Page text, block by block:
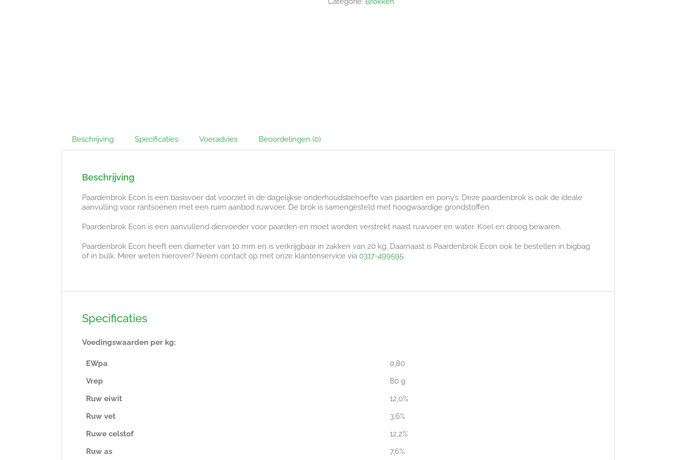
Beschrijving Specificaties Voeradvies Beoordelingen (0)
Beschrijving
Paardenbrok Econ is een basisvoer dat voorziet in de dagelijkse onderhoudsbehoefte van paarden en pony’s. Deze paardenbrok is ook de ideale
aanvulling voor rantsoenen met een ruim aanbod ruwvoer. De brok is samengesteld met hoogwaardige grondstoffen.
Paardenbrok Econ is een aanvullend diervoeder voor paarden en moet worden verstrekt naast ruwvoer en water. Koel en droog bewaren.
Paardenbrok Econ heeft een diameter van 10 mm en is verkrijgbaar in zakken van 20 kg. Daarnaast is Paardenbrok Econ ook te bestellen in bigbag
of in bulk. Meer weten hierover? Neem contact op met onze klantenservice via 0317-499595.
Specificaties
Voedingswaarden per kg:
EWpa
0,80
Vrep
80 g
Ruw eiwit
12,0%
Ruw vet
3,6%
Ruwe celstof
12,2%
Ruw as
7,6%